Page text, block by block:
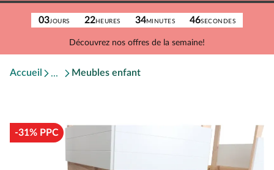
03JOURS 22HEURES 34MINUTES 46SECONDES
Découvrez nos offres de la semaine!
Accueil Meubles enfant
-31% PPC